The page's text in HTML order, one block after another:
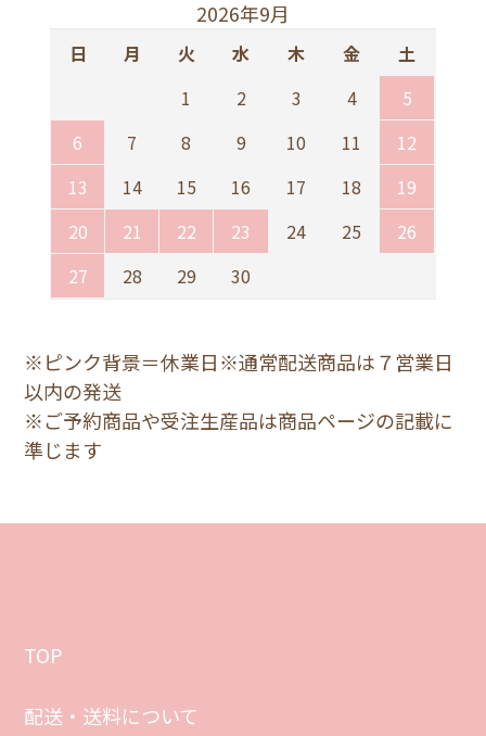
2026年9月
日 月 火 水 木 金
土
1
2 3 4
5
6
7 8 9 10 11
12
13
14 15 16 17 18
19
20
21 22 23 24 25
26
27
28 29 30
※ピンク背景＝休業日※通常配送商品は７営業日
以内の発送
※ご予約商品や受注生産品は商品ページの記載に
準じます
TOP
配送・送料について